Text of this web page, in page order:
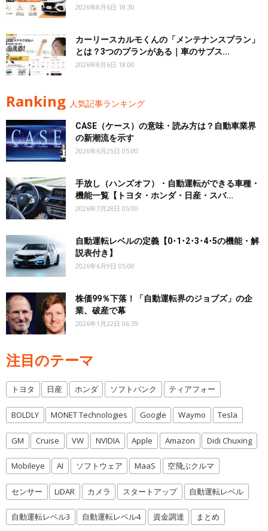
2026年8月6日 18:30
カーリースカルモくんの「メンテナンスプラン」
とは？3つのプランがある｜車のサブス...
2026年8月6日 18:00
Ranking 人気記事ランキング
CASE（ケース）の意味・読み方は？自動車業界
の新潮流を示す
2026年6月25日 05:00
手放し（ハンズオフ）・自動運転ができる車種・
機能一覧【トヨタ・ホンダ・日産・スバ...
2026年7月28日 05:00
自動運転レベルの定義【0･1･2･3･4･5の機能・解
説表付き】
2026年6月9日 05:00
株価99％下落！「自動運転界のジョブズ」の企
業、破産で幕
2026年1月22日 06:39
注目のテーマ
トヨタ 日産 ホンダ ソフトバンク ティアフォー
BOLDLY MONET Technologies Google Waymo Tesla
GM Cruise VW NVIDIA Apple Amazon Didi Chuxing
Mobileye AI ソフトウェア MaaS 空飛ぶクルマ
センサー LiDAR カメラ スタートアップ 自動運転レベル
自動運転レベル3 自動運転レベル4 資金調達 まとめ